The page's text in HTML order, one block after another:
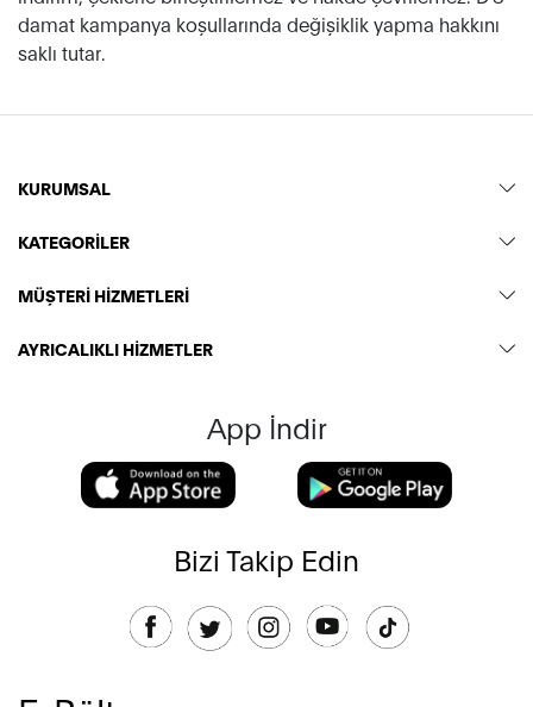
damat kampanya koşullarında değişiklik yapma hakkını
saklı tutar.
KURUMSAL
KATEGORİLER
MÜŞTERİ HİZMETLERİ
AYRICALIKLI HİZMETLER
App İndir
Bizi Takip Edin